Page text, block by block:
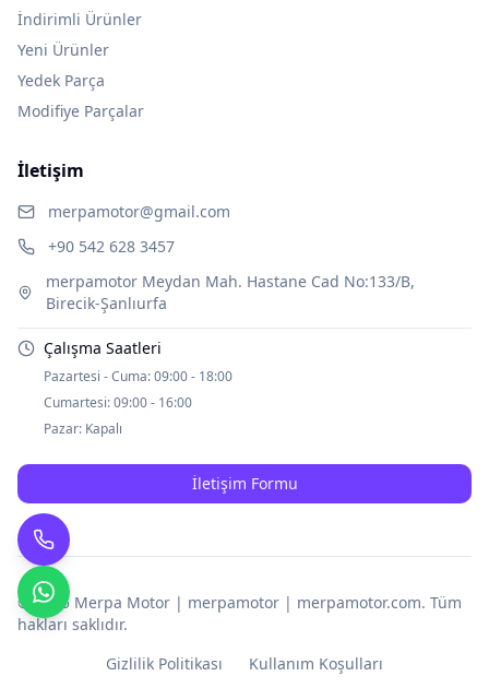
İndirimli Ürünler
Yeni Ürünler
Yedek Parça
Modifiye Parçalar
İletişim
merpamotor@gmail.com
+90 542 628 3457
merpamotor Meydan Mah. Hastane Cad No:133/B,
Birecik-Şanlıurfa
Çalışma Saatleri
Pazartesi - Cuma:09:00 - 18:00
Cumartesi:09:00 - 16:00
Pazar: Kapalı
İletişim Formu
© 2025 Merpa Motor | merpamotor | merpamotor.com. Tüm
hakları saklıdır.
Gizlilik Politikası
Kullanım Koşulları